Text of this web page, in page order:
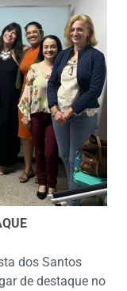
dos Santos
de destaque no